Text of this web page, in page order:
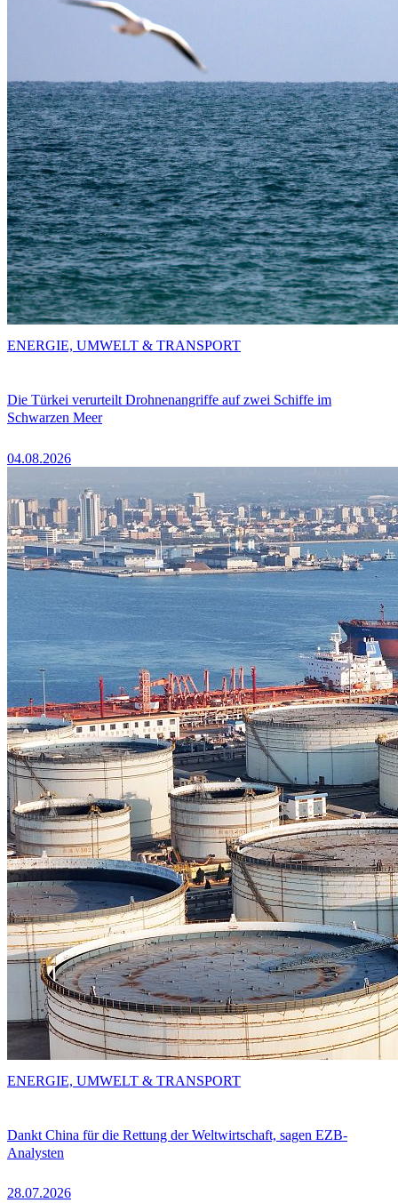
Die Türkei verurteilt Drohnenangriffe auf zwei Schiffe im
Schwarzen Meer
04.08.2026
ENERGIE, UMWELT & TRANSPORT
Dankt China für die Rettung der Weltwirtschaft, sagen EZB-
Analysten
28.07.2026
ENERGIE, UMWELT & TRANSPORT